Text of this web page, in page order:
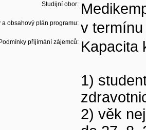
Studijní obor:
a obsahový plán programu: v
Podmínky přijímání zájemců: Kapacita
1)
2) věk